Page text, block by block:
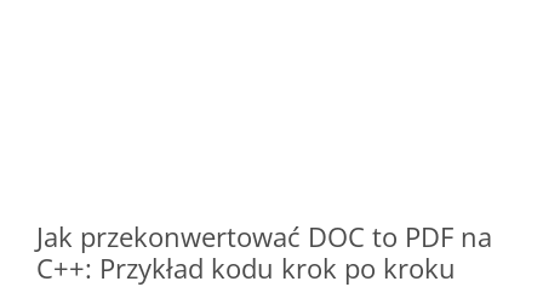
Jak przekonwertować DOC to PDF na
C++: Przykład kodu krok po kroku